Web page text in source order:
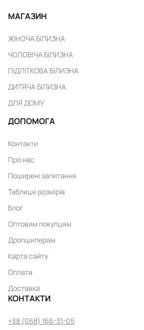
МАГАЗИН
ЖІНОЧА БІЛИЗНА
ЧОЛОВІЧА БІЛИЗНА
ПІДЛІТКОВА БІЛИЗНА
ДИТЯЧА БІЛИЗНА
ДЛЯ ДОМУ
ДОПОМОГА
Контакти
Про нас
Поширені запитання
Таблиця розмірів
Блог
Оптовим покупцям
Дропшиперам
Карта сайту
Оплата
Доставка
КОНТАКТИ
+38 (068) 166-31-05